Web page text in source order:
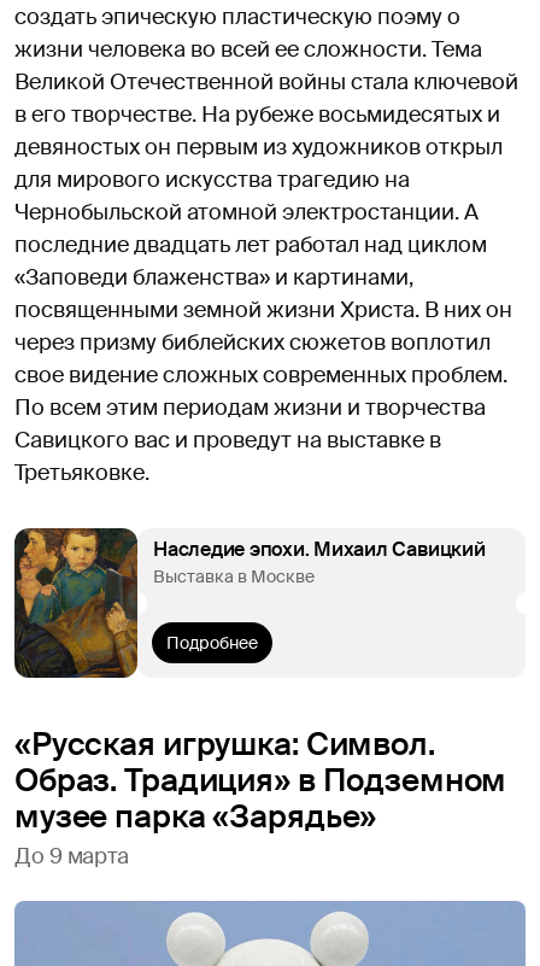
создать эпическую пластическую поэму о
жизни человека во всей ее сложности. Тема
Великой Отечественной войны стала ключевой
в его творчестве. На рубеже восьмидесятых и
девяностых он первым из художников открыл
для мирового искусства трагедию на
Чернобыльской атомной электростанции. А
последние двадцать лет работал над циклом
«Заповеди блаженства» и картинами,
посвященными земной жизни Христа. В них он
через призму библейских сюжетов воплотил
свое видение сложных современных проблем.
По всем этим периодам жизни и творчества
Савицкого вас и проведут на выставке в
Третьяковке.
Наследие эпохи. Михаил Савицкий
Выставка в Москве
Подробнее
«Русская игрушка: Символ.
Образ. Традиция» в Подземном
музее парка «Зарядье»
До 9 марта